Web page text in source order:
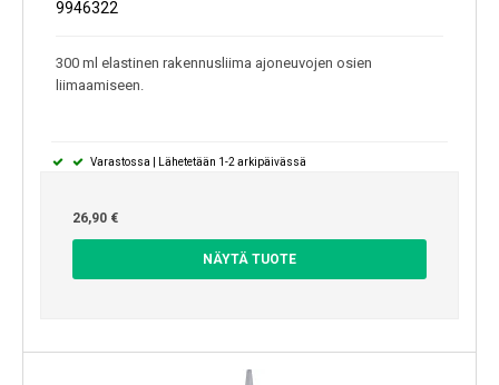
9946322
300 ml elastinen rakennusliima ajoneuvojen osien
liimaamiseen.
Varastossa | Lähetetään 1-2 arkipäivässä
26,90 €
NÄYTÄ TUOTE